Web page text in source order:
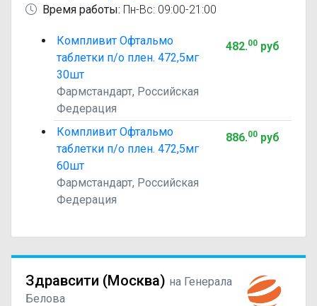
Время работы: Пн-Вс: 09:00-21:00
Компливит Офтальмо
таблетки п/о плен. 472,5мг
30шт
Фармстандарт, Российская
Федерация
482.00руб
Компливит Офтальмо
таблетки п/о плен. 472,5мг
60шт
Фармстандарт, Российская
Федерация
886.00руб
Здравсити (Москва) на Генерала
Белова